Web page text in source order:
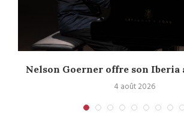
Nelson Goerner offre son Iberia
4 août 2026